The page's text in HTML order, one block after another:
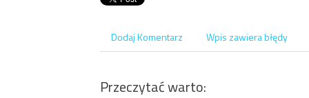
Dodaj Komentarz Wpis zawiera błędy
Przeczytać warto: